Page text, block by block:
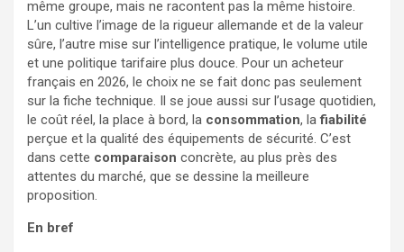
même groupe, mais ne racontent pas la même histoire.
L’un cultive l’image de la rigueur allemande et de la valeur
sûre, l’autre mise sur l’intelligence pratique, le volume utile
et une politique tarifaire plus douce. Pour un acheteur
français en 2026, le choix ne se fait donc pas seulement
sur la fiche technique. Il se joue aussi sur l’usage quotidien,
le coût réel, la place à bord, la consommation, lafiabilité
perçue et la qualité des équipements de sécurité. C’est
dans cette comparaison concrète, au plus près des
attentes du marché, que se dessine la meilleure
proposition.
En bref